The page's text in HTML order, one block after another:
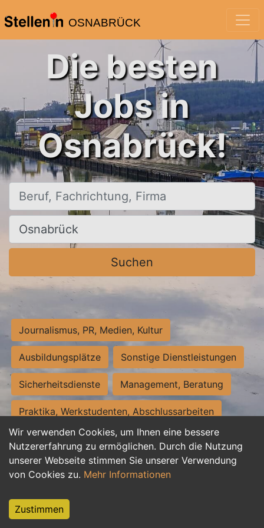
OSNABRÜCK
Wir verwenden Cookies, um Ihnen eine bessere
Nutzererfahrung zu ermöglichen. Durch die Nutzung
unserer Webseite stimmen Sie unserer Verwendung
von Cookies zu. Mehr Informationen
Zustimmen
Die besten
Jobs in
Osnabrück!
Beruf, Fachrichtung, Firma
Ort, Stadt
Suchen
Journalismus, PR, Medien, Kultur
Ausbildungsplätze Sonstige Dienstleistungen
Sicherheitsdienste Management, Beratung
Praktika, Werkstudenten, Abschlussarbeiten
Personalwesen Assistenz, Sekretariat
Hilfskräfte, Aushilfs- und Nebenjobs
Weiterbildung, Studium, duale Ausbildung